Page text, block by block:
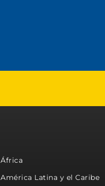
África
América Latina y el Caribe